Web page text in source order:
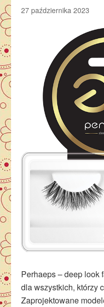
27 października 2023
Perhaeps – deep look
dla wszystkich, którzy
Zaprojektowane